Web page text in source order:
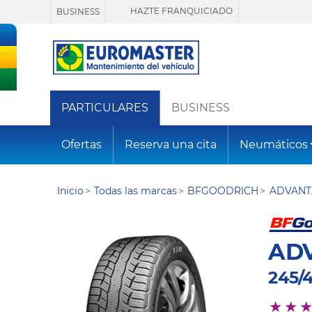
BUSINESS HAZTE FRANQUICIADO
PARTICULARES BUSINESS
Ofertas Reserva una cita Neumáticos
Inicio Todas las marcas BFGOODRICH
245/